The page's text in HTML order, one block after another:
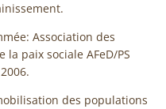
Association des
paix sociale AFeD/PS
des populations